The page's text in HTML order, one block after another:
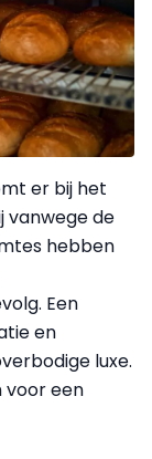
er bij het
vanwege de
hebben
Een
en
luxe.
voor een